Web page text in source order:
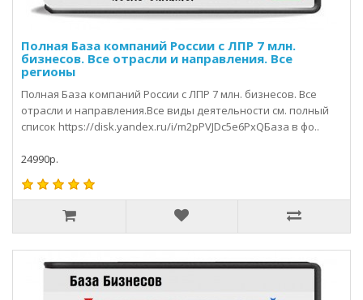
Полная База компаний России с ЛПР 7 млн.
бизнесов. Все отрасли и направления. Все
регионы
Полная База компаний России с ЛПР 7 млн. бизнесов. Все
отрасли и направления.Все виды деятельности см. полный
список https://disk.yandex.ru/i/m2pPVJDc5e6PxQБаза в фо..
24990р.